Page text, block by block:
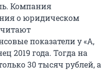
Компания
о юридическом
показатели у «А,
2019 года. Тогда на
30 тысяч рублей, а